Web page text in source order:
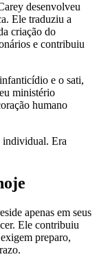
desenvolveu
Ele traduziu a
criação do
e contribuiu
e o sati,
ministério
humano
individual. Era
apenas em seus
Ele contribuiu
preparo,